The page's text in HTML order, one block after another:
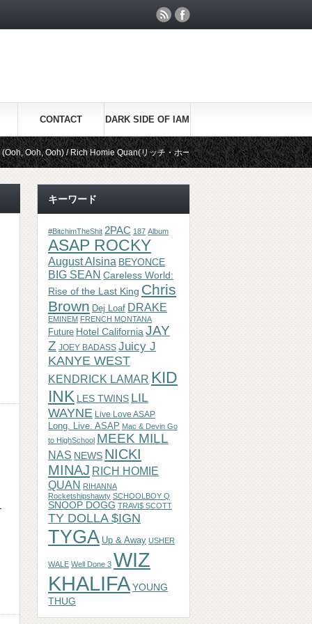
CONTACT DARK SIDE OF IAM
/ Rich Homie Quan(リッチ・ホーミー・クアン) Be Real / Kid Ink(
キーワード
#BitchimTheShit 2PAC 187 Album
ASAP ROCKY
August Alsina BEYONCE
BIG SEAN Careless World:
Rise of the Last King Chris
Brown Dej Loaf DRAKE
EMINEM FRENCH MONTANA
Future Hotel California JAY
Z JOEY BADASS Juicy J
KANYE WEST
KENDRICK LAMAR KID
INK LES TWINS LIL
WAYNE Live Love ASAP
Long. Live. ASAP Mac & Devin Go
to HighSchool MEEK MILL
NAS NEWS NICKI
MINAJ RICH HOMIE
QUAN RIHANNA
Rocketshipshawty SCHOOLBOY Q
SNOOP DOGG TRAVI$ SCOTT
TY DOLLA $IGN
TYGA Up & Away USHER
WALE Well Done 3 WIZ
KHALIFAYOUNG
THUG